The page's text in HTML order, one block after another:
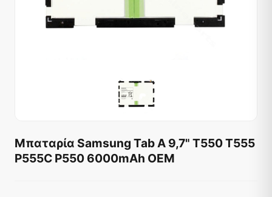
Μπαταρία Samsung Tab A 9,7" T550 T555
P555C P550 6000mAh OEM